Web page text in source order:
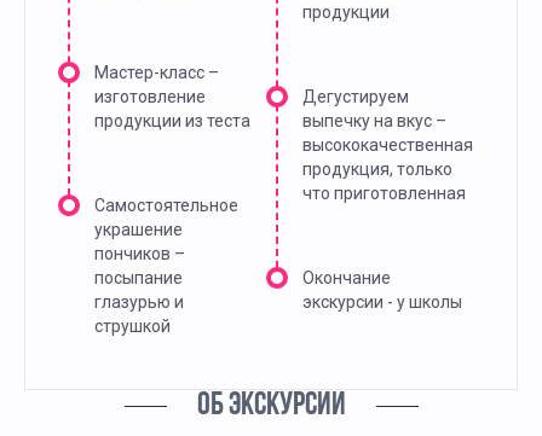
Мастер-класс –
изготовление
продукции из теста
Самостоятельное
украшение
пончиков –
посыпание
глазурью и
струшкой
продукции
Дегустируем
выпечку на вкус –
высококачественная
продукция, только
что приготовленная
Окончание
экскурсии - у школы
ОБ ЭКСКУРСИИ